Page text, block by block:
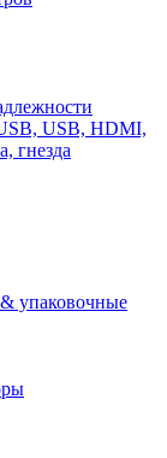
USB, HDMI,
гнезда
упаковочные